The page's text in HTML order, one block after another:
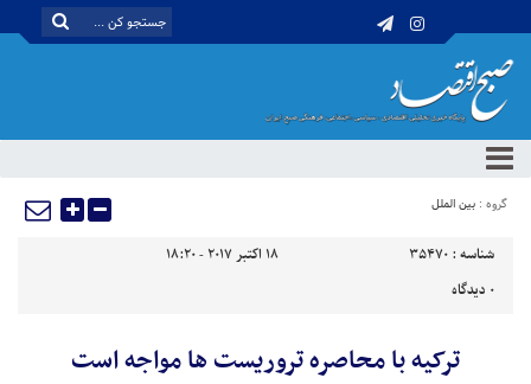
گروه : بین الملل
شناسه : 35470
18 اکتبر 2017 - 18:20
0 دیدگاه
ترکیه با محاصره تروریست ها مواجه است